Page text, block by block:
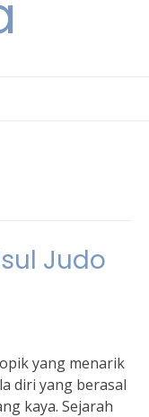
Judo
yang menarik
diri yang berasal
kaya. Sejarah